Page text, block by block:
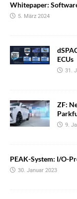
Whitepaper:
5. März 2024
ECUs
31.
ZF:
9.
PEAK-System: I/O-
30. Januar 2023